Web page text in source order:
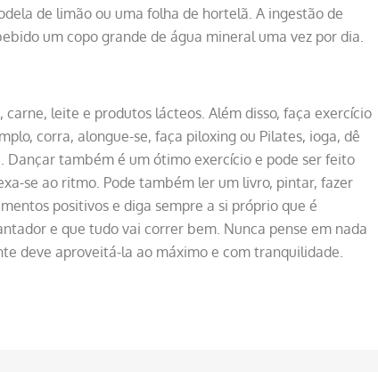
de limão ou uma folha de hortelã. A ingestão de
um copo grande de água mineral uma vez por dia.
leite e produtos lácteos. Além disso, faça exercício
corra, alongue-se, faça piloxing ou Pilates, ioga, dê
Dançar também é um ótimo exercício e pode ser feito
se ao ritmo. Pode também ler um livro, pintar, fazer
positivos e diga sempre a si próprio que é
e que tudo vai correr bem. Nunca pense em nada
deve aproveitá-la ao máximo e com tranquilidade.